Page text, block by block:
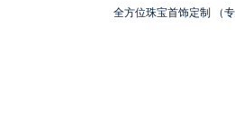
全方位珠宝首饰定制 （